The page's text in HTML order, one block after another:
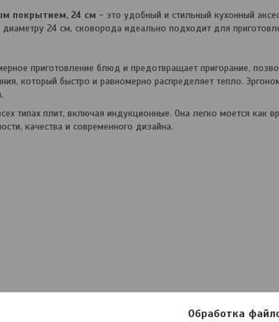
покрытием, 24 см - это удобный и стильный кухонный
24 см, сковорода идеально подходит для
приготовление блюд и предотвращает пригорание,
который быстро и равномерно распределяет тепло.
типах плит, включая индукционные. Она легко моется как
качества и современного дизайна.
Обработка